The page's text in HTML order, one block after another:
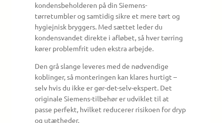
kondensbeholderen på din Siemens-
tørretumbler og samtidig sikre et mere tørt og
hygiejnisk bryggers. Med sættet leder du
kondensvandet direkte i afløbet, så hver tørring
kører problemfrit uden ekstra arbejde.
Den grå slange leveres med de nødvendige
koblinger, så monteringen kan klares hurtigt –
selv hvis du ikke er gør-det-selv-ekspert. Det
originale Siemens-tilbehør er udviklet til at
passe perfekt, hvilket reducerer risikoen for dryp
og utætheder.